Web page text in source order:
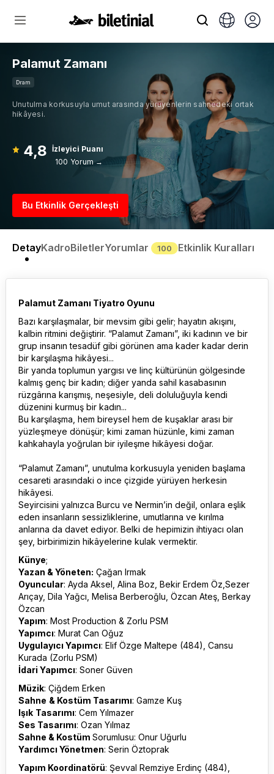
Palamut Zamanı
Dram
Unutulma korkusuyla umut arasında yürüyenlerin sahnedeki ortak
hikâyesi.
4,8 İzleyici Puanı
100 Yorum →
Bu Etkinlik Gerçekleşti
DetayKadroBiletlerYorumlar 100 Etkinlik Kuralları
Palamut Zamanı Tiyatro Oyunu
Bazı karşılaşmalar, bir mevsim gibi gelir; hayatın akışını,
kalbin ritmini değiştirir. “Palamut Zamanı”, iki kadının ve bir
grup insanın tesadüf gibi görünen ama kader kadar derin
bir karşılaşma hikâyesi...
Bir yanda toplumun yargısı ve linç kültürünün gölgesinde
kalmış genç bir kadın; diğer yanda sahil kasabasının
rüzgârına karışmış, neşesiyle, deli doluluğuyla kendi
düzenini kurmuş bir kadın...
Bu karşılaşma, hem bireysel hem de kuşaklar arası bir
yüzleşmeye dönüşür; kimi zaman hüzünle, kimi zaman
kahkahayla yoğrulan bir iyileşme hikâyesi doğar.
“Palamut Zamanı”, unutulma korkusuyla yeniden başlama
cesareti arasındaki o ince çizgide yürüyen herkesin
hikâyesi.
Seyircisini yalnızca Burcu ve Nermin’in değil, onlara eşlik
eden insanların sessizliklerine, umutlarına ve kırılma
anlarına da davet ediyor. Belki de hepimizin ihtiyacı olan
şey, birbirimizin hikâyelerine kulak vermektir.
Künye;
Yazan & Yöneten: Çağan Irmak
Oyuncular: Ayda Aksel, Alina Boz, Bekir Erdem Öz,Sezer
Arıçay, Dila Yağcı, Melisa Berberoğlu, Özcan Ateş, Berkay
Özcan
Yapım: Most Production & Zorlu PSM
Yapımcı: Murat Can Oğuz
Uygulayıcı Yapımcı: Elif Özge Maltepe (484), Cansu
Kurada (Zorlu PSM)
İdari Yapımcı: Soner Güven
Müzik: Çiğdem Erken
Sahne & Kostüm Tasarımı: Gamze Kuş
Işık Tasarımı: Cem Yılmazer
Ses Tasarımı: Ozan Yılmaz
Sahne & Kostüm Sorumlusu: Onur Uğurlu
Yardımcı Yönetmen: Serin Öztoprak
Yapım Koordinatörü: Şevval Remziye Erdinç (484),